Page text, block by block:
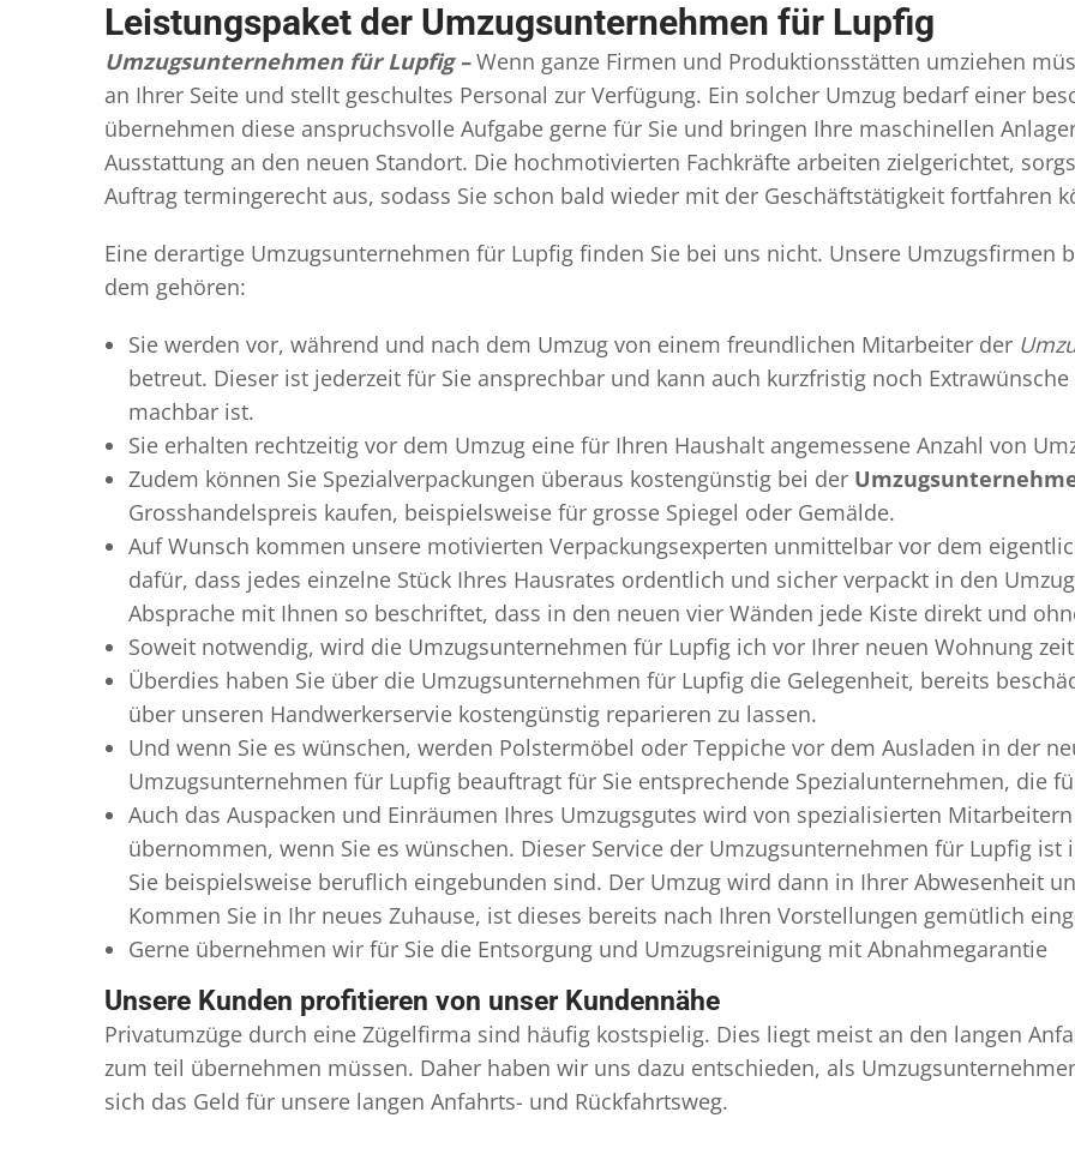
Leistungspaket der Umzugsunternehmen für Lupfig
Umzugsunternehmen für Lupfig – Wenn ganze Firmen und Produktionsstätten umziehen
an Ihrer Seite und stellt geschultes Personal zur Verfügung. Ein solcher Umzug bedarf einer
übernehmen diese anspruchsvolle Aufgabe gerne für Sie und bringen Ihre maschinellen
Ausstattung an den neuen Standort. Die hochmotivierten Fachkräfte arbeiten zielgerichtet,
Auftrag termingerecht aus, sodass Sie schon bald wieder mit der Geschäftstätigkeit fortfahren
Eine derartige Umzugsunternehmen für Lupfig finden Sie bei uns nicht. Unsere Umzugsfirmen
dem gehören:
Sie werden vor, während und nach dem Umzug von einem freundlichen Mitarbeiter der
betreut. Dieser ist jederzeit für Sie ansprechbar und kann auch kurzfristig noch
machbar ist.
Sie erhalten rechtzeitig vor dem Umzug eine für Ihren Haushalt angemessene Anzahl von
Zudem können Sie Spezialverpackungen überaus kostengünstig bei der
Grosshandelspreis kaufen, beispielsweise für grosse Spiegel oder Gemälde.
Auf Wunsch kommen unsere motivierten Verpackungsexperten unmittelbar vor dem
dafür, dass jedes einzelne Stück Ihres Hausrates ordentlich und sicher verpackt in den
Absprache mit Ihnen so beschriftet, dass in den neuen vier Wänden jede Kiste direkt und
Soweit notwendig, wird die Umzugsunternehmen für Lupfig ich vor Ihrer neuen Wohnung
Überdies haben Sie über die Umzugsunternehmen für Lupfig die Gelegenheit, bereits
über unseren Handwerkerservie kostengünstig reparieren zu lassen.
Und wenn Sie es wünschen, werden Polstermöbel oder Teppiche vor dem Ausladen in der
Umzugsunternehmen für Lupfig beauftragt für Sie entsprechende Spezialunternehmen, die
Auch das Auspacken und Einräumen Ihres Umzugsgutes wird von spezialisierten
übernommen, wenn Sie es wünschen. Dieser Service der Umzugsunternehmen für Lupfig
Sie beispielsweise beruflich eingebunden sind. Der Umzug wird dann in Ihrer Abwesenheit
Kommen Sie in Ihr neues Zuhause, ist dieses bereits nach Ihren Vorstellungen gemütlich
Gerne übernehmen wir für Sie die Entsorgung und Umzugsreinigung mit Abnahmegarantie
Unsere Kunden profitieren von unser Kundennähe
Privatumzüge durch eine Zügelfirma sind häufig kostspielig. Dies liegt meist an den langen
zum teil übernehmen müssen. Daher haben wir uns dazu entschieden, als
sich das Geld für unsere langen Anfahrts- und Rückfahrtsweg.